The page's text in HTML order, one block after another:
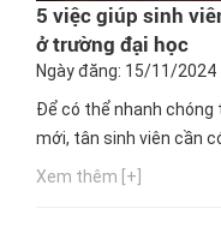
5 việc giúp sinh
ở trường đại học
Ngày đăng: 15/11/2024
Để có thể nhanh
mới, tân sinh viên cần
Xem thêm [+]